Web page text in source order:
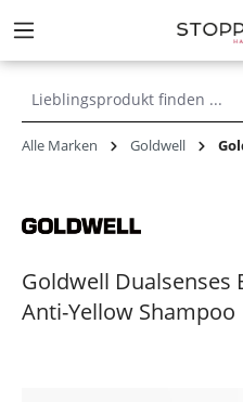
springen
Alle Marken Goldwell
Goldwell Dualsenses
Anti-Yellow Shampoo